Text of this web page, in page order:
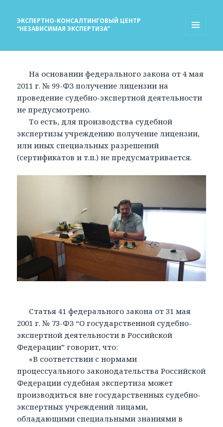
ЭКСПЕРТНО-КОНСАЛТИНГОВЫЙ ЦЕНТР
“НЕЗАВИСИМАЯ ЭКСПЕРТИЗА”
На основании федерального закона от 4 мая
2011 г. № 99-ФЗ получение лицензии на
проведение судебно-экспертной деятельности
не предусмотрено.
То есть, для производства судебной
экспертизы учреждению получение лицензии,
или иных специальных разрешений
(сертификатов и т.п.) не предусматривается.
Статья 41 федерального закона от 31 мая
2001 г. № 73-ФЗ “О государственной судебно-
экспертной деятельности в Российской
Федерации” говорит, что:
«В соответствии с нормами
процессуального законодательства Российской
Федерации судебная экспертиза может
производиться вне государственных судебно-
экспертных учреждений лицами,
обладающими специальными знаниями в